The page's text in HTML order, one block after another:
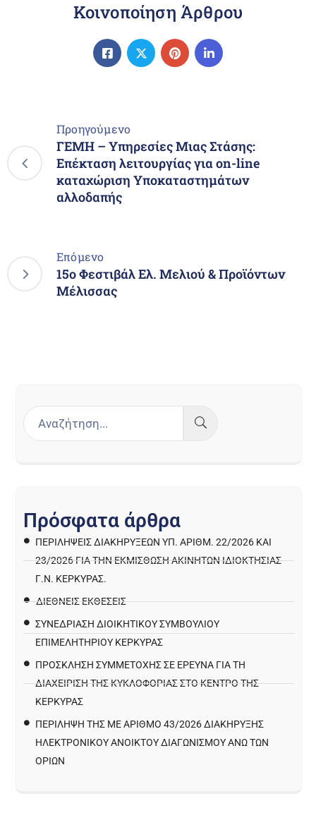
Κοινοποίηση Άρθρου
Προηγούμενο
ΓΕΜΗ – Υπηρεσίες Μιας Στάσης:
Επέκταση λειτουργίας για on-line
καταχώριση Υποκαταστημάτων
αλλοδαπής
Επόμενο
15ο Φεστιβάλ Ελ. Μελιού & Προϊόντων
Μέλισσας
Πρόσφατα άρθρα
ΠΕΡΙΛΉΨΕΙΣ ΔΙΑΚΗΡΎΞΕΩΝ ΥΠ. ΑΡΙΘΜ. 22/2026 ΚΑΙ
23/2026 ΓΙΑ ΤΗΝ ΕΚΜΊΣΘΩΣΗ ΑΚΙΝΉΤΩΝ ΙΔΙΟΚΤΗΣΊΑΣ
Γ.Ν. ΚΈΡΚΥΡΑΣ.
ΔΙΕΘΝΕΙΣ ΕΚΘΕΣΕΙΣ
ΣΥΝΕΔΡΙΑΣΗ ΔΙΟΙΚΗΤΙΚΟΥ ΣΥΜΒΟΥΛΙΟΥ
ΕΠΙΜΕΛΗΤΗΡΙΟΥ ΚΕΡΚΥΡΑΣ
ΠΡΌΣΚΛΗΣΗ ΣΥΜΜΕΤΟΧΉΣ ΣΕ ΈΡΕΥΝΑ ΓΙΑ ΤΗ
ΔΙΑΧΕΊΡΙΣΗ ΤΗΣ ΚΥΚΛΟΦΟΡΊΑΣ ΣΤΟ ΚΈΝΤΡΟ ΤΗΣ
ΚΈΡΚΥΡΑΣ
ΠΕΡΙΛΗΨΗ ΤΗΣ ΜΕ ΑΡΙΘΜΟ 43/2026 ΔΙΑΚΗΡΥΞΗΣ
ΗΛΕΚΤΡΟΝΙΚΟΥ ΑΝΟΙΚΤΟΥ ΔΙΑΓΩΝΙΣΜΟΥ ΑΝΩ ΤΩΝ
ΟΡΙΩΝ